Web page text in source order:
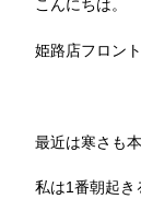
こんにちは。
姫路店フロン
最近は寒さも
私は1番朝起き